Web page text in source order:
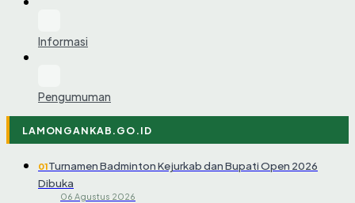
Informasi
Pengumuman
LAMONGANKAB.GO.ID
01Turnamen Badminton Kejurkab dan Bupati Open 2026
Dibuka
06 Agustus 2026